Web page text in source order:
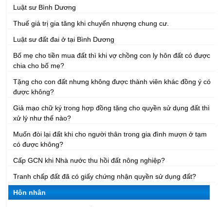
Luật sư Bình Dương
Thuế giá trị gia tăng khi chuyển nhượng chung cư.
Luật sư đất đai ở tại Bình Dương
Bố mẹ cho tiền mua đất thì khi vợ chồng con ly hôn đất có được
chia cho bố mẹ?
Tặng cho con đất nhưng không được thành viên khác đồng ý có
được không?
Giả mạo chữ ký trong hợp đồng tặng cho quyền sử dụng đất thì
xử lý như thế nào?
Muốn đòi lại đất khi cho người thân trong gia đình mượn ở tạm
có được không?
Cấp GCN khi Nhà nước thu hồi đất nông nghiệp?
Tranh chấp đất đã có giấy chứng nhận quyền sử dụng đất?
Hôn nhân